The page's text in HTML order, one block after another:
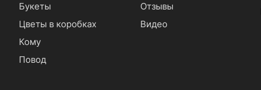
Букеты
Цветы в коробках
Кому
Повод
Отзывы
Видео